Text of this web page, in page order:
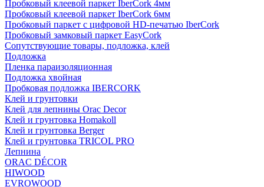
Пробковый клеевой паркет IberCork 4мм
Пробковый клеевой паркет IberCork 6мм
Пробковый паркет с цифровой HD-печатью IberCork
Пробковый замковый паркет EasyCork
Сопутствующие товары, подложка, клей
Подложка
Пленка параизоляционная
Подложка хвойная
Пробковая подложка IBERCORK
Клей и грунтовки
Клей для лепнины Orac Decor
Клей и грунтовка Homakoll
Клей и грунтовка Berger
Клей и грунтовка TRICOL PRO
Лепнина
ORAC DÉCOR
HIWOOD
EVROWOOD